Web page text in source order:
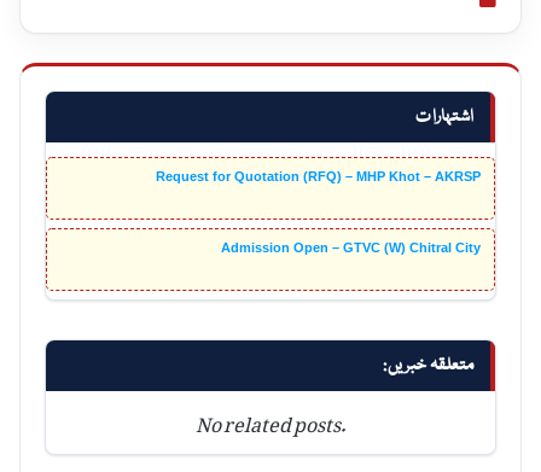
اشتہارات
Request for Quotation (RFQ) – MHP Khot – AKRSP
Admission Open – GTVC (W) Chitral City
متعلقہ خبریں:
No related posts.